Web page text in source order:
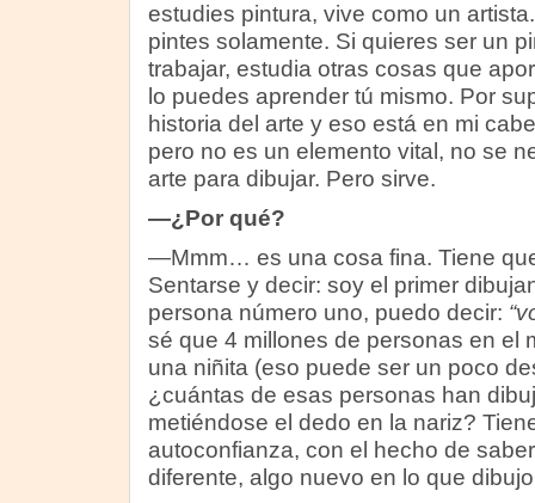
estudies pintura, vive como un
pintes solamente. Si quieres ser un
trabajar, estudia otras cosas que
lo puedes aprender tú mismo. Por
historia del arte y eso está en mi
pero no es un elemento vital, no se
arte para dibujar. Pero sirve.
—¿Por qué?
—Mmm… es una cosa fina. Tiene
Sentarse y decir: soy el primer
persona número uno, puedo decir:
sé que 4 millones de personas en el
una niñita (eso puede ser un poco
¿cuántas de esas personas han
metiéndose el dedo en la nariz?
autoconfianza, con el hecho de
diferente, algo nuevo en lo que